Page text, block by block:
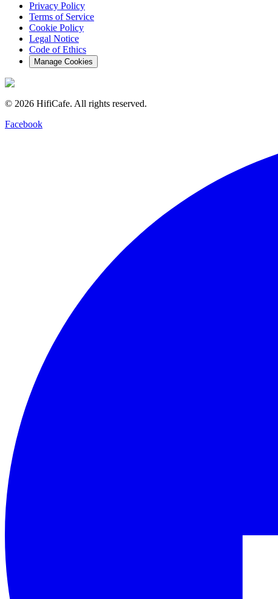
Privacy Policy
Terms of Service
Cookie Policy
Legal Notice
Code of Ethics
Manage Cookies
© 2026 HifiCafe. All rights reserved.
Facebook